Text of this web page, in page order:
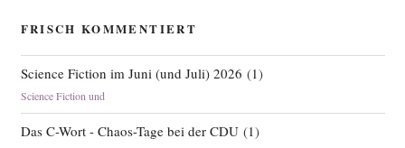
FRISCH KOMMENTIERT
Science Fiction im Juni (und Juli) 2026 (1)
Science Fiction und
Das C-Wort - Chaos-Tage bei der CDU(1)